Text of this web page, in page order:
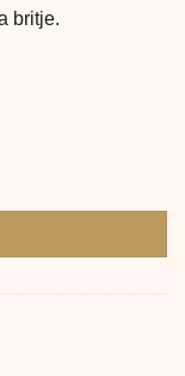
britje.
(100 ml)